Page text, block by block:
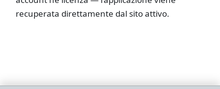
recuperata direttamente dal sito attivo.